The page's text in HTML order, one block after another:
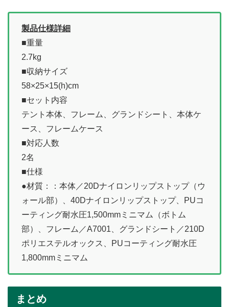
製品仕様詳細
■重量
2.7kg
■収納サイズ
58×25×15(h)cm
■セット内容
テント本体、フレーム、グランドシート、本体ケ
ース、フレームケース
■対応人数
2名
■仕様
●材質：：本体／20Dナイロンリップストップ（ウ
ォール部）、40Dナイロンリップストップ、PUコ
ーティング耐水圧1,500mmミニマム（ボトム
部）、フレーム／A7001、グランドシート／210D
ポリエステルオックス、PUコーティング耐水圧
1,800mmミニマム
まとめ